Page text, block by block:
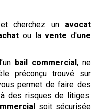
et cherchez un avocat
ou lavente d'une
bail commercial, ne
préconçu trouvé sur
permet de faire des
des risques de litiges.
soit sécurisée